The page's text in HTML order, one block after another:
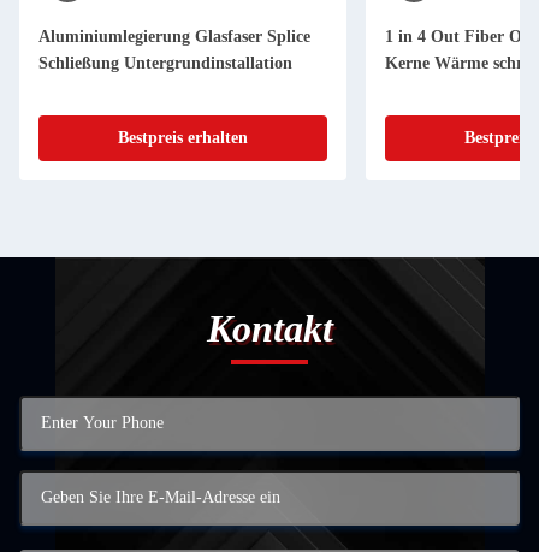
Aluminiumlegierung Glasfaser Splice
Schließung Untergrundinstallation
Bestpreis erhalten
1 in 4 Out Fiber
Kerne Wärme
Bestpreis
Kontakt